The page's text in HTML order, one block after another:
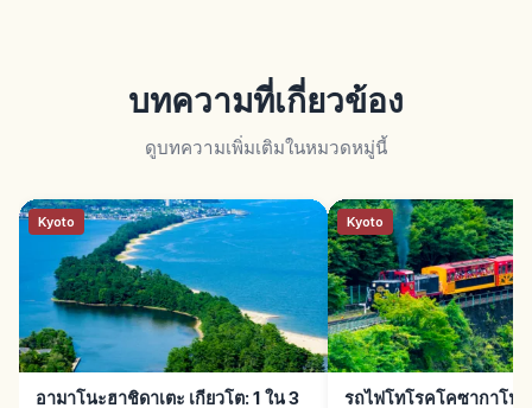
บทความที่เกี่ยวข้อง
ดูบทความเพิ่มเติมในหมวดหมู่นี้
Kyoto
อามาโนะฮาชิดาเตะ เกียวโต: 1 ใน 3
Kyoto
รถไฟโทโรคโคซากาโนะ